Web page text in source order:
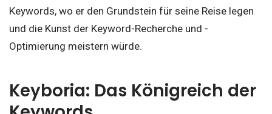
Keywords, wo er den Grundstein für seine Reise legen
und die Kunst der Keyword-Recherche und -
Optimierung meistern würde.
Keyboria: Das Königreich der